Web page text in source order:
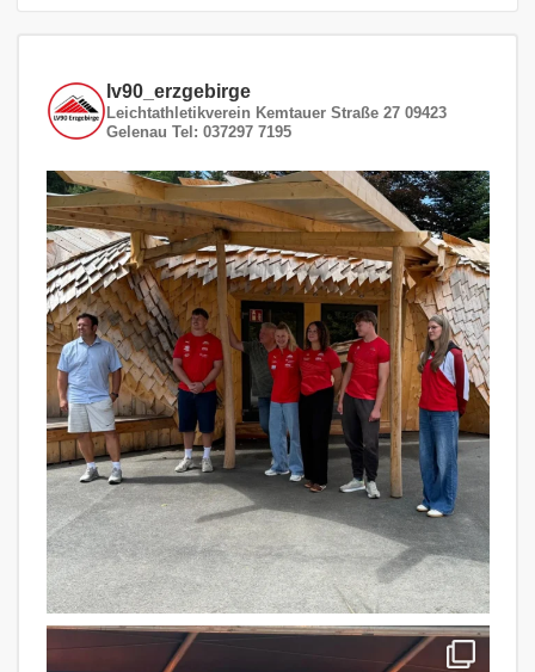
lv90_erzgebirge
Leichtathletikverein Kemtauer Straße 27 09423
Gelenau Tel: 037297 7195